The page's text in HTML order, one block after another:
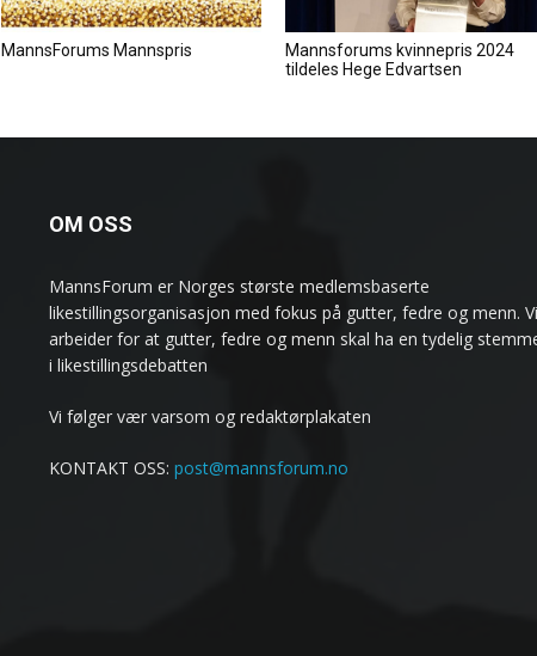
MannsForums Mannspris
Mannsforums kvinnepris 2024
tildeles Hege Edvartsen
OM OSS
MannsForum er Norges største medlemsbaserte
likestillingsorganisasjon med fokus på gutter, fedre og menn. Vi
arbeider for at gutter, fedre og menn skal ha en tydelig
i likestillingsdebatten
Vi følger vær varsom og redaktørplakaten
KONTAKT OSS: post@mannsforum.no